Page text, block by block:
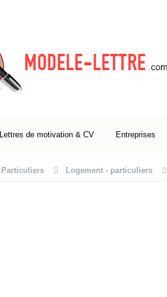
Lettres de motivation & CV Entreprises
Particuliers Logement - particuliers